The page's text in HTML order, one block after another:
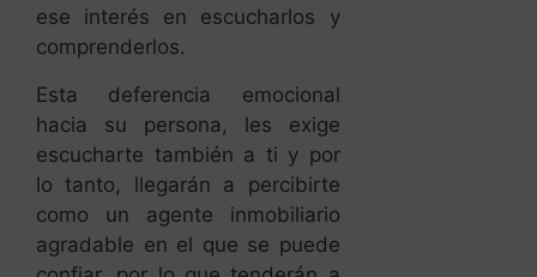
ese interés en escucharlos y
comprenderlos.
Esta deferencia emocional
hacia su persona, les exige
escucharte también a ti y por
lo tanto, llegarán a percibirte
como un agente inmobiliario
agradable en el que se puede